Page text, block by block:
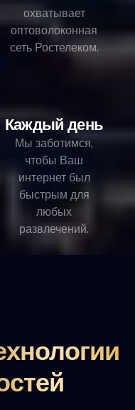
охватывает
оптоволоконная
сеть Ростелеком.
Каждый день
Мы заботимся,
чтобы Ваш
интернет был
быстрым для
любых
развлечений.